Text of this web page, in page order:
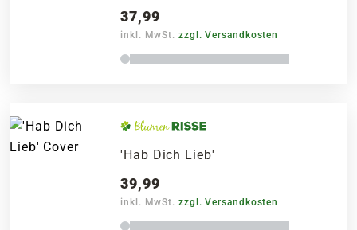
37,99
inkl. MwSt. zzgl. Versandkosten
'Hab Dich Lieb'
39,99
inkl. MwSt. zzgl. Versandkosten